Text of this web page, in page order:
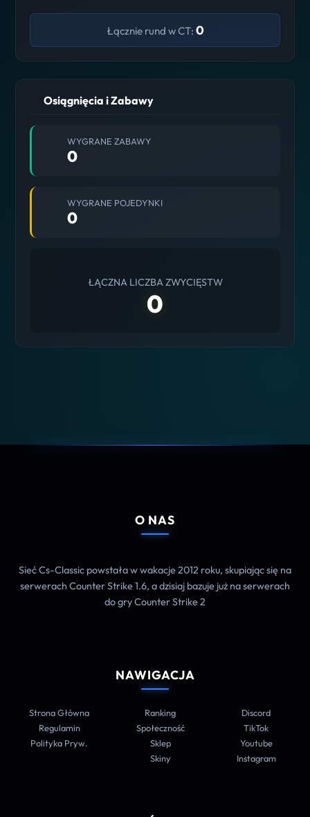
Łącznie rund w CT: 0
Osiągnięcia i Zabawy
WYGRANE ZABAWY
0
WYGRANE POJEDYNKI
0
ŁĄCZNA LICZBA ZWYCIĘSTW
0
O NAS
Sieć Cs-Classic powstała w wakacje 2012 roku, skupiając się na
serwerach Counter Strike 1.6, a dzisiaj bazuje już na serwerach
do gry Counter Strike 2
NAWIGACJA
Strona Główna
Regulamin
Polityka Pryw.
Ranking
Społeczność
Sklep
Skiny
Discord
TikTok
Youtube
Instagram